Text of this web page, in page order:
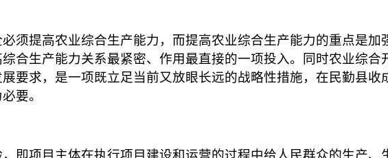
须提高农业综合生产能力，而提高农业综合生产能力的重点是加
合生产能力关系最紧密、作用最直接的一项投入。同时农业综合
要求，是一项既立足当前又放眼长远的战略性措施，在民勤县收
要。
即项目主体在执行项目建设和运营的过程中给人民群众的生产、